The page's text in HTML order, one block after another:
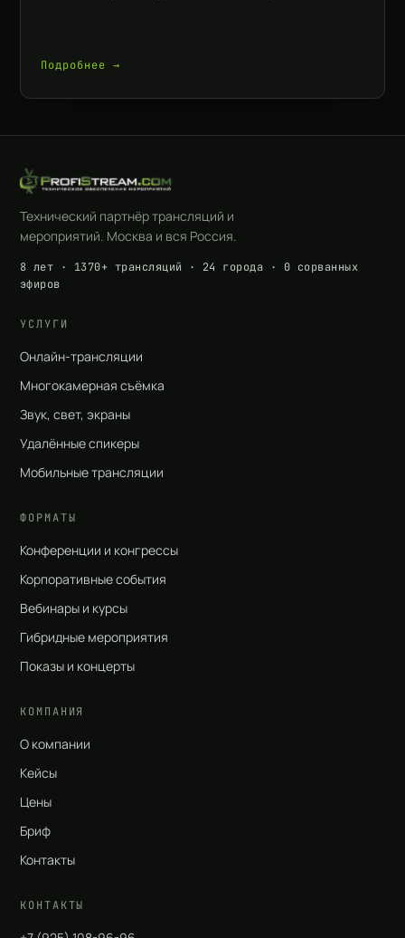
Подробнее →
Технический партнёр трансляций и
мероприятий. Москва и вся Россия.
8 лет · 1370+ трансляций · 24 города · 0 сорванных
эфиров
УСЛУГИ
Онлайн-трансляции
Многокамерная съёмка
Звук, свет, экраны
Удалённые спикеры
Мобильные трансляции
ФОРМАТЫ
Конференции и конгрессы
Корпоративные события
Вебинары и курсы
Гибридные мероприятия
Показы и концерты
КОМПАНИЯ
О компании
Кейсы
Цены
Бриф
Контакты
КОНТАКТЫ